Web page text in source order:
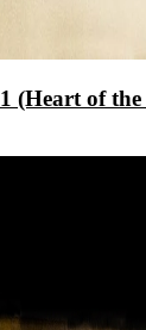
(Heart of the